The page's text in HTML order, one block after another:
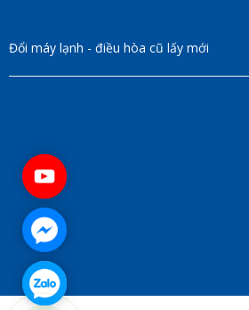
Đổi máy lạnh - điều hòa cũ lấy mới